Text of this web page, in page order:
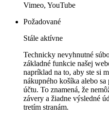
Vimeo, YouTube
Požadované
Stále aktívne
Technicky nevyhnutné
základné funkcie našej
napríklad na to, aby ste si
nákupného košíka alebo
účtu. To znamená, že
závery a žiadne výsledné
tretím stranám.